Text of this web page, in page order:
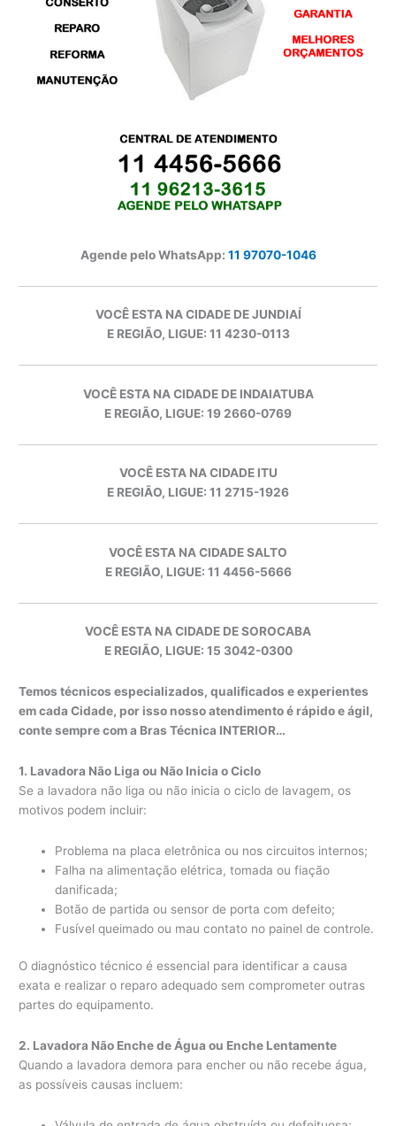
Agende pelo WhatsApp: 11 97070-1046
VOCÊ ESTA NA CIDADE DE JUNDIAÍ
E REGIÃO, LIGUE: 11 4230-0113
VOCÊ ESTA NA CIDADE DE INDAIATUBA
E REGIÃO, LIGUE: 19 2660-0769
VOCÊ ESTA NA CIDADE ITU
E REGIÃO, LIGUE: 11 2715-1926
VOCÊ ESTA NA CIDADE SALTO
E REGIÃO, LIGUE: 11 4456-5666
VOCÊ ESTA NA CIDADE DE SOROCABA
E REGIÃO, LIGUE: 15 3042-0300
Temos técnicos especializados, qualificados e experientes
em cada Cidade, por isso nosso atendimento é rápido e ágil,
conte sempre com a Bras Técnica INTERIOR…
1. Lavadora Não Liga ou Não Inicia o Ciclo
Se a lavadora não liga ou não inicia o ciclo de lavagem, os
motivos podem incluir:
Problema na placa eletrônica ou nos circuitos internos;
Falha na alimentação elétrica, tomada ou fiação
danificada;
Botão de partida ou sensor de porta com defeito;
Fusível queimado ou mau contato no painel de controle.
O diagnóstico técnico é essencial para identificar a causa
exata e realizar o reparo adequado sem comprometer outras
partes do equipamento.
2. Lavadora Não Enche de Água ou Enche Lentamente
Quando a lavadora demora para encher ou não recebe água,
as possíveis causas incluem: